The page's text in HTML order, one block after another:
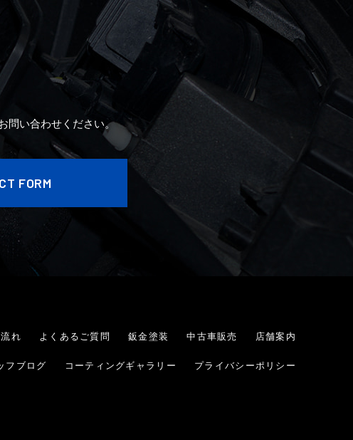
2020年6月
2020年5月
2020年4月
問い合わせください。
FORM
れ よくあるご質問 鈑金塗装 中古車販売 店舗案内
フブログ コーティングギャラリー プライバシーポリシー